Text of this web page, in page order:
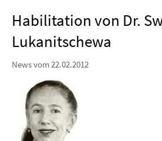
Habilitation von Dr.
Lukanitschewa
News vom 22.02.2012